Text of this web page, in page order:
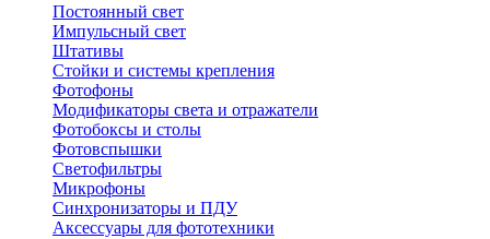
Постоянный свет
Импульсный свет
Штативы
Стойки и системы крепления
Фотофоны
Модификаторы света и отражатели
Фотобоксы и столы
Фотовспышки
Светофильтры
Микрофоны
Синхронизаторы и ПДУ
Аксессуары для фототехники